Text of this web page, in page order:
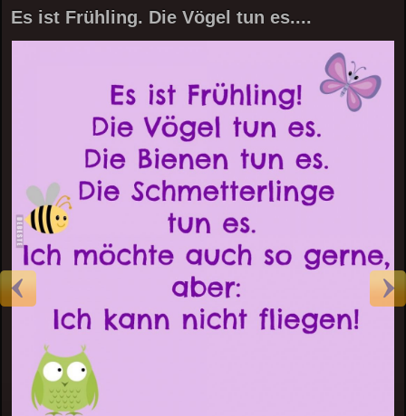
Es ist Frühling. Die Vögel tun es....